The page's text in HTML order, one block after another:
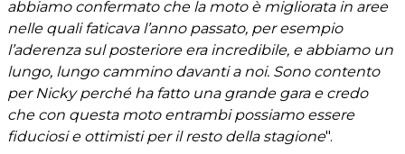
abbiamo confermato che la moto è migliorata in aree
nelle quali faticava l’anno passato, per esempio
l’aderenza sul posteriore era incredibile, e abbiamo un
lungo, lungo cammino davanti a noi. Sono contento
per Nicky perché ha fatto una grande gara e credo
che con questa moto entrambi possiamo essere
fiduciosi e ottimisti per il resto della stagione".